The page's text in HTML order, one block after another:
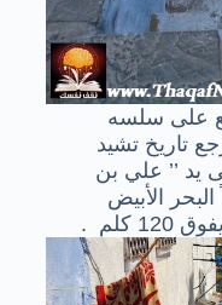
على سلسه
تاريخ تشيد
1471 و ذلك على يد ’’ علي بن
الأبيض
كلم .